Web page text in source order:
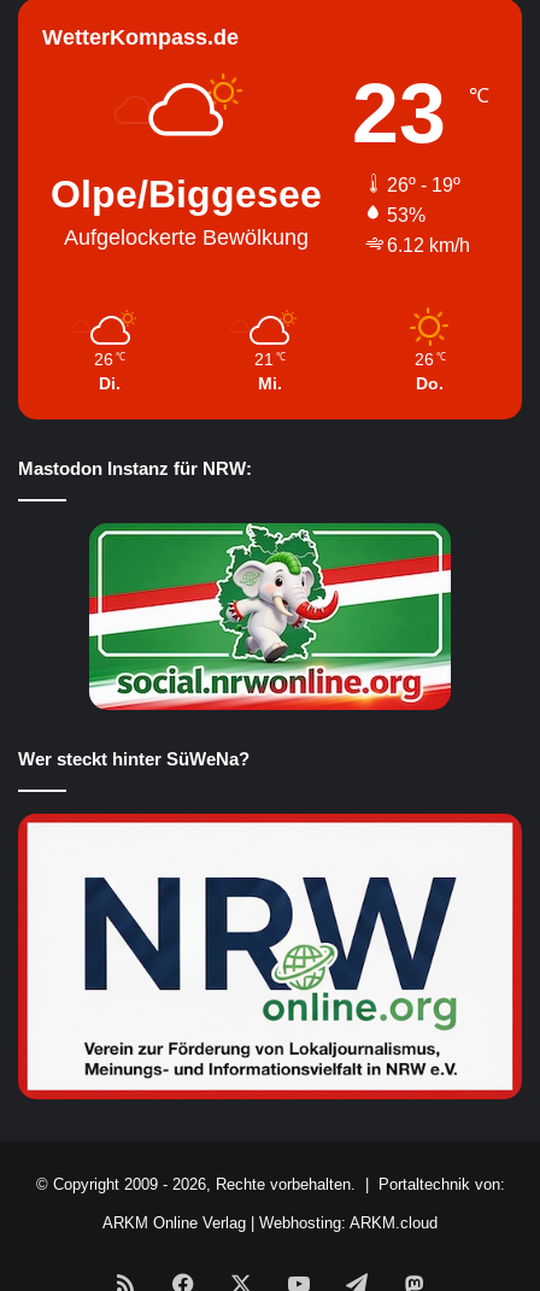
WetterKompass.de
Olpe/Biggesee
Aufgelockerte Bewölkung
23 ℃
26º - 19º
53%
6.12 km/h
26 ℃
Di.
21 ℃
Mi.
26 ℃
Do.
Mastodon Instanz für NRW:
Wer steckt hinter SüWeNa?
© Copyright 2009 - 2026, Rechte vorbehalten. | Portaltechnik von:
ARKM Online Verlag Webhosting: ARKM.cloud
RSS Facebook YouTubeTelegram